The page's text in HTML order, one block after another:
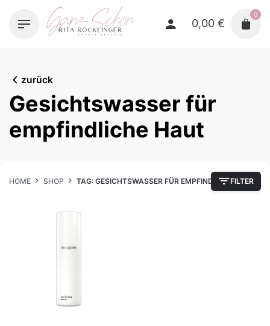
0,00 €
0
zurück
Gesichtswasser für
empfindliche Haut
HOME SHOP TAG: GESICHTSWASSER FÜR EMPFINDLICHE HAUT
FILTER